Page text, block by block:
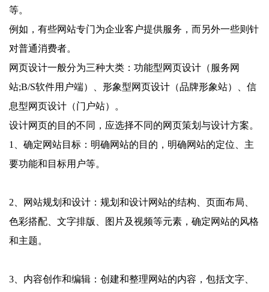
等。
例如，有些网站专门为企业客户提供服务，而另外一些则针
对普通消费者。
网页设计一般分为三种大类：功能型网页设计（服务网
站;B/S软件用户端）、形象型网页设计（品牌形象站）、信
息型网页设计（门户站）。
设计网页的目的不同，应选择不同的网页策划与设计方案。
1、确定网站目标：明确网站的目的，明确网站的定位、主
要功能和目标用户等。
2、网站规划和设计：规划和设计网站的结构、页面布局、
色彩搭配、文字排版、图片及视频等元素，确定网站的风格
和主题。
3、内容创作和编辑：创建和整理网站的内容，包括文字、